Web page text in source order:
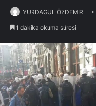
YURDAGÜL ÖZDEMİR
1 dakika okuma süresi